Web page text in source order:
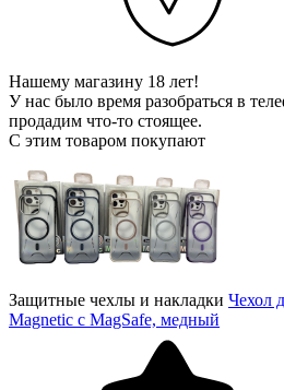
Нашему магазину 18 лет!
У нас было время разобраться в
продадим что-то стоящее.
С этим товаром покупают
Защитные чехлы и накладки Чехол
Magnetic с MagSafe, медный